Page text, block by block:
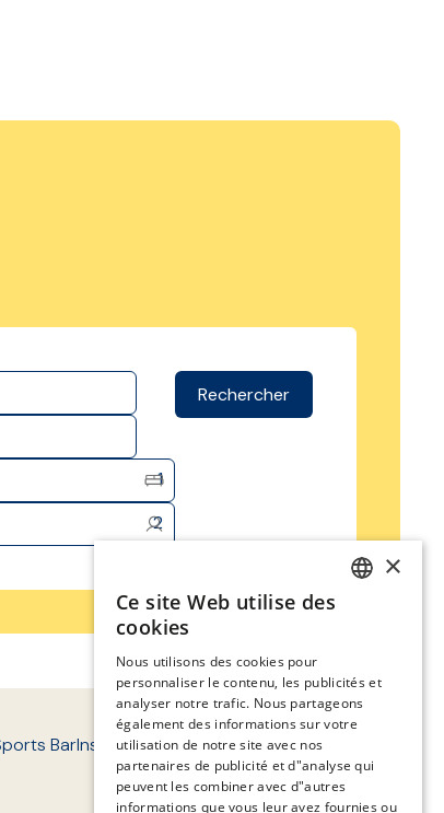
1
2
Rechercher
BarInstalacionesEntornoContactFAQ'S
CATALAN
GERMAN
FRENCH
×
Ce site Web utilise des
cookies
Nous utilisons des cookies pour
personnaliser le contenu, les publicités et
analyser notre trafic. Nous partageons
également des informations sur votre
utilisation de notre site avec nos
partenaires de publicité et d"analyse qui
peuvent les combiner avec d"autres
informations que vous leur avez fournies ou